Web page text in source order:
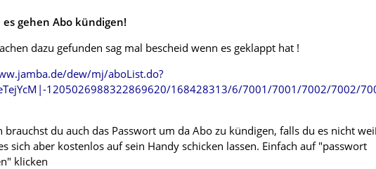
es gehen Abo kündigen!
dazu gefunden sag mal bescheid wenn es geklappt hat !
dew/mj/aboList.do?
1205026988322869620/168428313/6/7001/7001/7002/7002/
brauchst du auch das Passwort um da Abo zu kündigen, falls du es nicht
sich aber kostenlos auf sein Handy schicken lassen. Einfach auf "passwort
klicken